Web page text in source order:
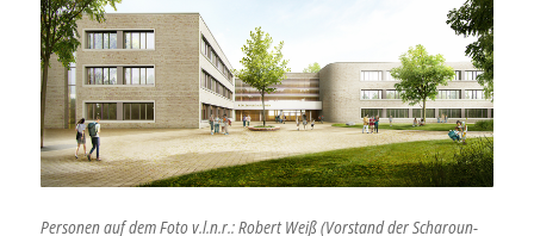
Personen auf dem Foto v.l.n.r.: Robert Weiß (Vorstand der Scharoun-